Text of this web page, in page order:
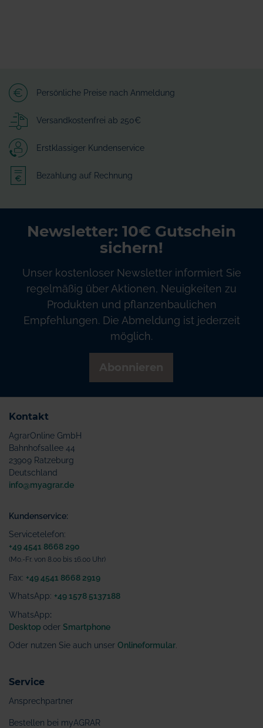
Persönliche Preise nach Anmeldung
Versandkostenfrei ab 250€
Erstklassiger Kundenservice
Bezahlung auf Rechnung
Newsletter: 10€ Gutschein
sichern!
Unser kostenloser Newsletter informiert Sie
regelmäßig über Aktionen, Neuigkeiten zu
Produkten und pflanzenbaulichen
Empfehlungen. Die Abmeldung ist jederzeit
möglich.
Kontakt
AgrarOnline GmbH
Bahnhofsallee 44
23909 Ratzeburg
Deutschland
info@myagrar.de
Kundenservice:
Servicetelefon:
+49 4541 8668 290
(Mo.-Fr. von 8.00 bis 16.00 Uhr)
Fax: +49 4541 8668 2919
WhatsApp: +49 1578 5137188
WhatsApp:
Desktop oder Smartphone
Oder nutzen Sie auch unser Onlineformular
Service
Ansprechpartner
Bestellen bei myAGRAR